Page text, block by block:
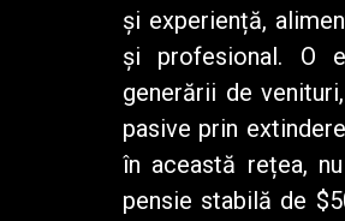
și experiență,
și profesional. O
generării de
pasive prin
în această rețea,
pensie stabilă de